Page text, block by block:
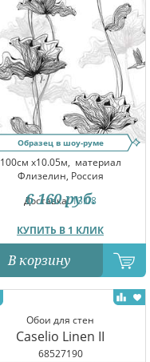
Образец в шоу-руме
100см x10.05м, материал
Флизелин, Россия
Доставка:13.08
КУПИТЬ В 1 КЛИК
6 160 руб.
В корзину
Обои для стен
Caselio Linen II
68527190